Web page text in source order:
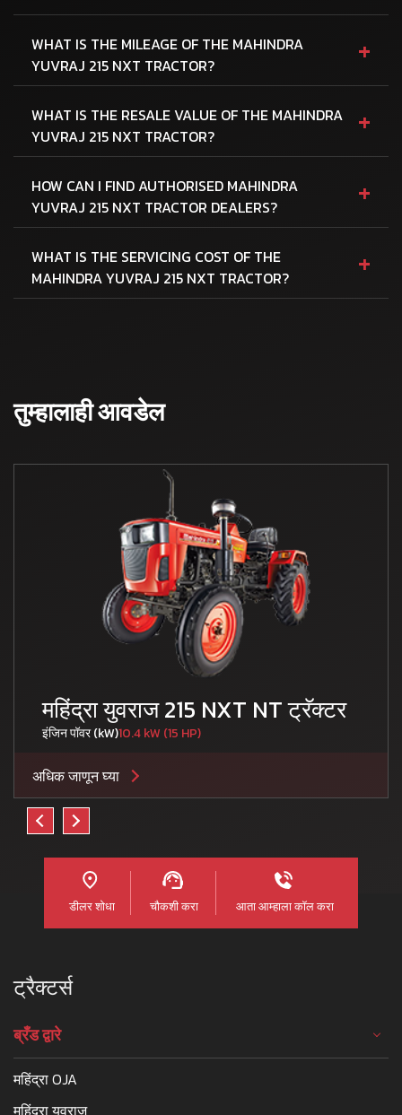
WHAT IS THE MILEAGE OF THE MAHINDRA
YUVRAJ 215 NXT TRACTOR?
+
WHAT IS THE RESALE VALUE OF THE MAHINDRA
YUVRAJ 215 NXT TRACTOR?
+
HOW CAN I FIND AUTHORISED MAHINDRA
YUVRAJ 215 NXT TRACTOR DEALERS?
+
WHAT IS THE SERVICING COST OF THE
MAHINDRA YUVRAJ 215 NXT TRACTOR?
+
तुम्हालाही आवडेल
महिंद्रा युवराज 215 NXT NT ट्रॅक्टर
इंजिन पॉवर (kW)10.4 kW (15 HP)
अधिक जाणून घ्या
डीलर शोधा चौकशी करा आता आम्हाला कॉल करा
ट्रैक्टर्स
ब्रँड द्वारे
महिंद्रा OJA
महिंद्रा युवराज